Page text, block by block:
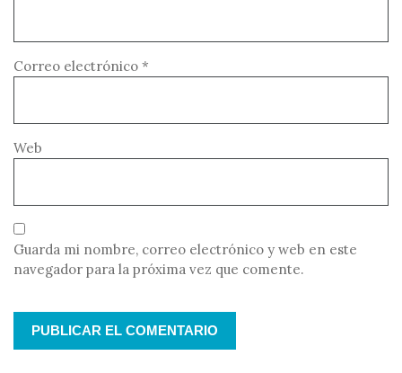
Correo electrónico *
Web
Guarda mi nombre, correo electrónico y web en este
navegador para la próxima vez que comente.